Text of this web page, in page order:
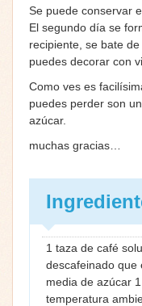
Se puede conservar
El segundo día se
recipiente, se bate
puedes decorar con
Como ves es
puedes perder son
azúcar.
muchas gracias…
1 taza de café
descafeinado que
media de azúcar
temperatura